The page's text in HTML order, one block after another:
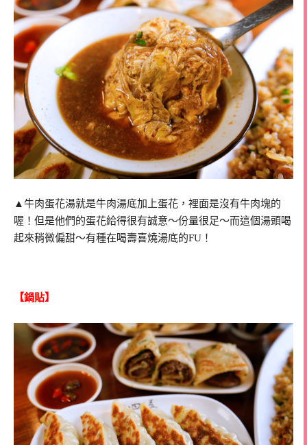
▲牛肉蛋花湯就是牛肉湯底加上蛋花，裡面是沒有牛肉塊的
喔！但是他們的蛋花給得很有誠意～份量很足～而這個湯頭喝
起來稍微偏甜～有種在喝壽喜燒湯底的FU！
【鍋貼】